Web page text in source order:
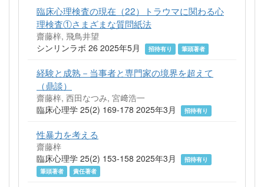
臨床心理検査の現在（22）トラウマに関わる心
理検査①さまざまな質問紙法
齋藤梓, 飛鳥井望
シンリンラボ 26 2025年5月
招待有り 筆頭著者
経験と成熟－当事者と専門家の境界を超えて
（鼎談）
齋藤梓, 西田なつみ, 宮﨑浩一
臨床心理学 25(2) 169-178 2025年3月
招待有り
性暴力を考える
齋藤梓
臨床心理学 25(2) 153-158 2025年3月
招待有り
筆頭著者
責任著者